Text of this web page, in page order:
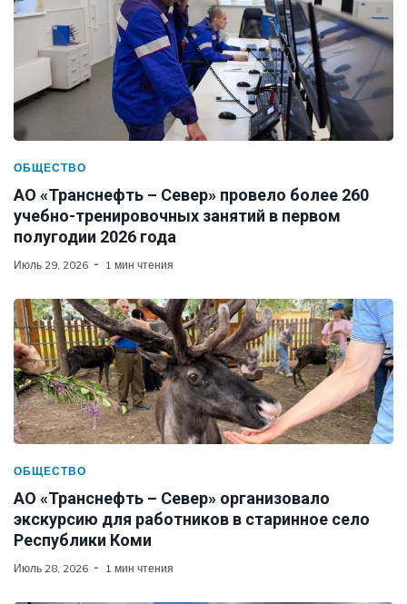
ОБЩЕСТВО
АО «Транснефть – Север» провело более 260
учебно-тренировочных занятий в первом
полугодии 2026 года
Июль 29, 2026 1 мин чтения
ОБЩЕСТВО
АО «Транснефть – Север» организовало
экскурсию для работников в старинное село
Республики Коми
Июль 28, 2026 1 мин чтения